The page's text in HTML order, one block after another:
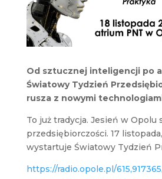
Od sztucznej inteligencji po
Światowy Tydzień
rusza z nowymi
To już tradycja. Jesień w Opolu
przedsiębiorczości. 17
wystartuje Światowy Tydzień
https://radio.opole.pl/